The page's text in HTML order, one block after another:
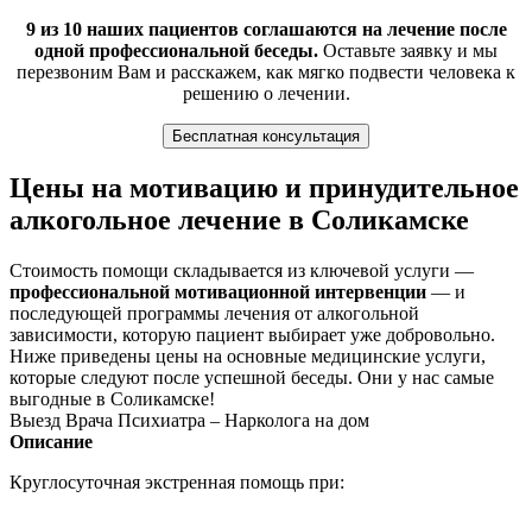
9 из 10 наших пациентов соглашаются на лечение после
одной профессиональной беседы. Оставьте заявку и мы
перезвоним Вам и расскажем, как мягко подвести человека к
решению о лечении.
Бесплатная консультация
Цены на мотивацию и принудительное
алкогольное лечение в Соликамске
Стоимость помощи складывается из ключевой услуги —
профессиональной мотивационной интервенции — и
последующей программы лечения от алкогольной
зависимости, которую пациент выбирает уже добровольно.
Ниже приведены цены на основные медицинские услуги,
которые следуют после успешной беседы. Они у нас самые
выгодные в Соликамске!
Выезд Врача Психиатра – Нарколога на дом
Описание
Круглосуточная экстренная помощь при: